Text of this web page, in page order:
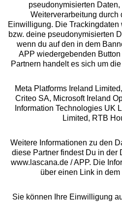
Über uns
Rechtliches
Alle Preise inkl. MwSt., zzgl.
Versandkosten
** Bonität vorausgesetzt, berechtigt zur
pseudonymisierten
Weiterverarbeitung durch
Einwilligung. Die Trackingdaten
bzw. deine pseudonymisierten
wenn du auf den in dem
APP wiedergebenden Button
Partnern handelt es sich um
Meta Platforms Ireland
Criteo SA, Microsoft Ireland
Information Technologies UK
Limited, RTB
Weitere Informationen zu den
diese Partner findest Du in der
www.lascana.de / APP. Die
über einen Link in dem
Sie können Ihre Einwilligung